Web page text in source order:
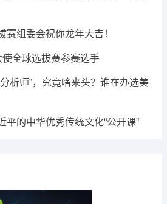
赛组委会祝你龙年大吉​！
全球选拔赛参赛选手
析师”，究竟啥来头？谁在办选美
平的中华优秀传统文化“公开课”